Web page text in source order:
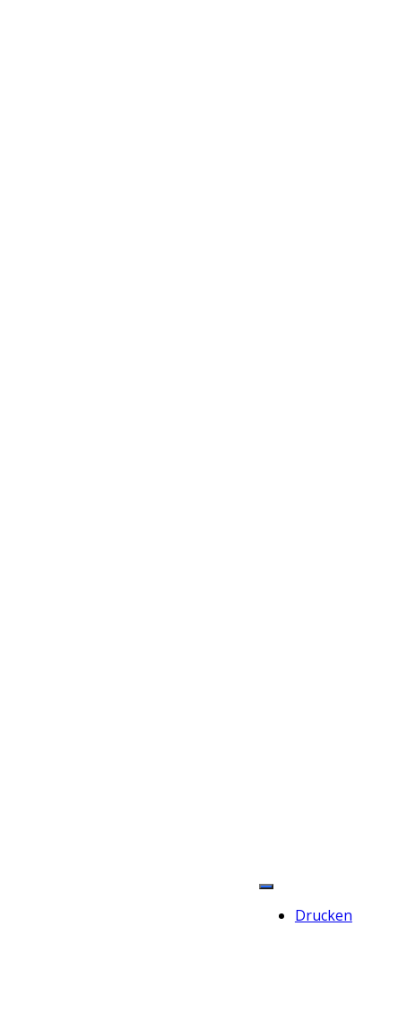
Drucken